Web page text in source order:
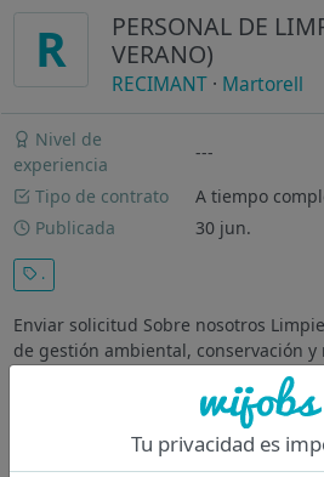
R
PERSONAL DE
VERANO)
RECIMANT · Martorell
Nivel de
experiencia
---
Tipo de contrato
A tiempo
Publicada
30 jun.
.
Enviar solicitud Sobre nosotros
de gestión ambiental, conservación
profesional de espacios comerciales,
industriales. Zona de trabajo:
Tu privacidad es